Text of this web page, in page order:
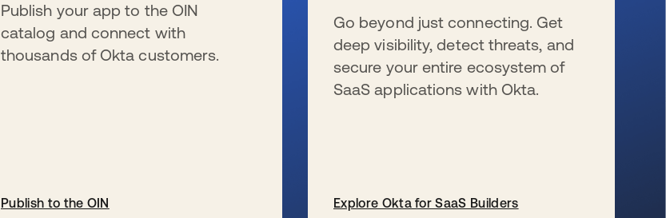
Publish your app to the OIN
catalog and connect with
thousands of Okta customers.
Publish to the OIN
Go beyond just connecting. Get
deep visibility, detect threats, and
secure your entire ecosystem of
SaaS applications with Okta.
Explore Okta for SaaS Builders